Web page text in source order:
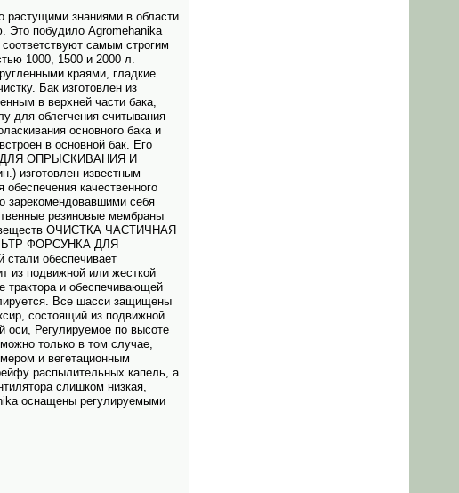
растущими знаниями в области
Это побудило Agromehanika
самым строгим
1000, 1500 и 2000 л.
краями, гладкие
Бак изготовлен из
в верхней части бака,
для облегчения считывания
основного бака и
в основной бак. Его
ДЛЯ ОПРЫСКИ­ВАНИЯ И
изготовлен известным
качественного
зарекомендовавшими себя
резиновые мембраны
веществ ОЧИСТКА ЧАСТИЧНАЯ
ФОРСУНКА ДЛЯ
обеспечивает
из подвижной или жесткой
трактора и обеспечивающей
Все шасси защищены
состоящий из подвижной
оси, Регулируемое по высоте
только в том случае,
и вегетационным
распылительных капель, а
слишком низкая,
оснащены регулируемыми